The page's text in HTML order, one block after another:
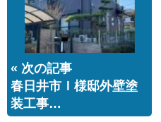
« 次の記事
春日井市Ｉ様邸外壁塗
装工事…